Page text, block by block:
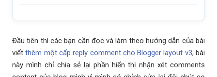
Đầu tiên thì các bạn cần đọc và làm theo hướng dẫn của bài
viếtthêm một cấp reply comment cho Blogger layout v3, bài
này mình chỉ chia sẻ lại phần hiển thị nhận xét comments